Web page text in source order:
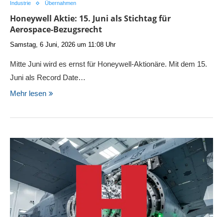
Industrie Übernahmen
Honeywell Aktie: 15. Juni als Stichtag für
Aerospace-Bezugsrecht
Samstag, 6 Juni, 2026 um 11:08 Uhr
Mitte Juni wird es ernst für Honeywell-Aktionäre. Mit dem 15.
Juni als Record Date…
Mehr lesen